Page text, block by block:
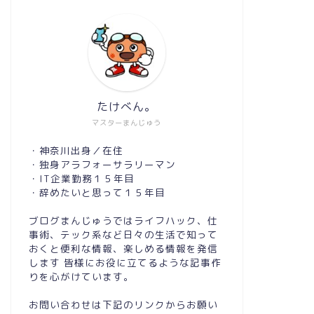
マスターまんじゅう
たけべん。
・神奈川出身／在住
・独身アラフォーサラリーマン
・IT企業勤務１５年目
・辞めたいと思って１５年目
ブログまんじゅうではライフハック、仕
事術、テック系など日々の生活で知って
おくと便利な情報、楽しめる情報を発信
します 皆様にお役に立てるような記事作
りを心がけています。
お問い合わせは下記のリンクからお願い